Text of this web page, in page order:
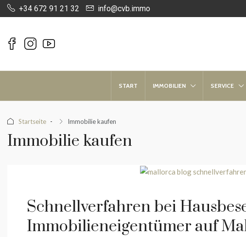
+34 672 91 21 32 info@cvb.immo
START IMMOBILIEN SERVICE
Startseite Immobilie kaufen
Immobilie kaufen
Schnellverfahren bei
Immobilieneigentümer auf